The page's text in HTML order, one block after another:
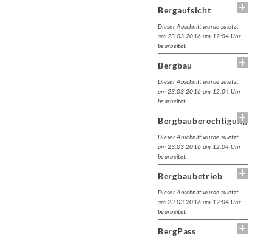
Bergaufsicht
Dieser Abschnitt wurde zuletzt
am 23.03.2016 um 12:04 Uhr
bearbeitet.
Bergbau
Dieser Abschnitt wurde zuletzt
am 23.03.2016 um 12:04 Uhr
bearbeitet.
Bergbauberechtigung
Dieser Abschnitt wurde zuletzt
am 23.03.2016 um 12:04 Uhr
bearbeitet.
Bergbaubetrieb
Dieser Abschnitt wurde zuletzt
am 23.03.2016 um 12:04 Uhr
bearbeitet.
BergPass